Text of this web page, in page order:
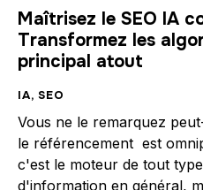
Maîtrisez le SEO IA
Transformez les
principal atout
IA,SEO
Vous ne le remarquez
le référencement est
c'est le moteur de tout
d'information en général,